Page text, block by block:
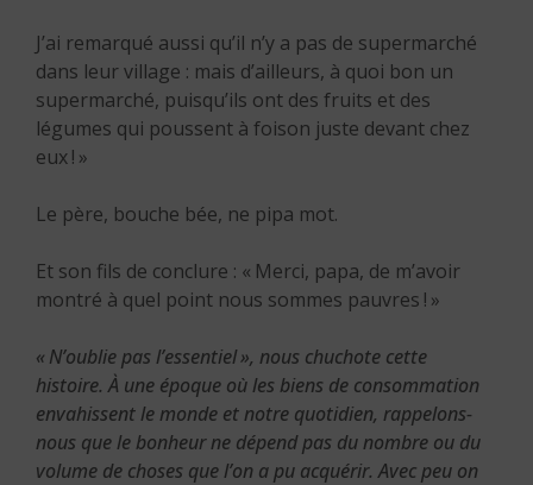
J’ai remarqué aussi qu’il n’y a pas de supermarché
dans leur village : mais d’ailleurs, à quoi bon un
supermarché, puisqu’ils ont des fruits et des
légumes qui poussent à foison juste devant chez
eux ! »
Le père, bouche bée, ne pipa mot.
Et son fils de conclure : « Merci, papa, de m’avoir
montré à quel point nous sommes pauvres ! »
« N’oublie pas l’essentiel », nous chuchote cette
histoire. À une époque où les biens de consommation
envahissent le monde et notre quotidien, rappelons-
nous que le bonheur ne dépend pas du nombre ou du
volume de choses que l’on a pu acquérir. Avec peu on